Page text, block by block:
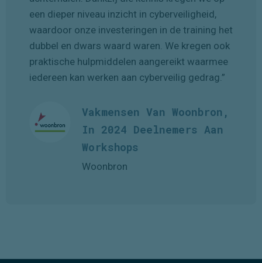
schokkend, maar ook verhelderend om te zien
welke methoden cybercriminelen gebruiken én
hoe snel ze wachtwoorden kunnen
achterhalen. Dankzij die kennis kregen we op
een dieper niveau inzicht in cyberveiligheid,
waardoor onze investeringen in de training het
praktische hulpmiddelen aangereikt waarmee
iedereen kan werken aan cyberveilig gedrag.”
Vakmensen Van Woonbron,